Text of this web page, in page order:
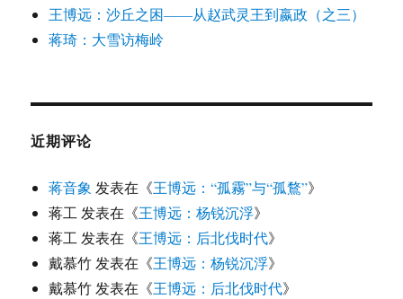
王博远：沙丘之困——从赵武灵王到嬴政（之三）
蒋琦：大雪访梅岭
近期评论
蒋音象 发表在《王博远：“孤霧”与“孤鶩”》
蒋工 发表在《王博远：杨锐沉浮》
蒋工 发表在《王博远：后北伐时代》
戴慕竹 发表在《王博远：杨锐沉浮》
戴慕竹 发表在《王博远：后北伐时代》